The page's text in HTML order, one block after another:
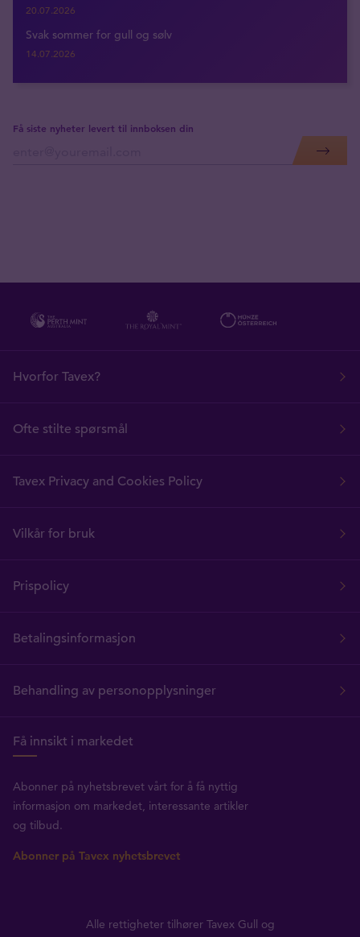
20.07.2026
Svak sommer for gull og sølv
14.07.2026
Få siste nyheter levert til innboksen din
Hvorfor Tavex?
Ofte stilte spørsmål
Tavex Privacy and Cookies Policy
Vilkår for bruk
Prispolicy
Betalingsinformasjon
Behandling av personopplysninger
Få innsikt i markedet
Abonner på nyhetsbrevet vårt for å få nyttig
informasjon om markedet, interessante artikler
og tilbud.
Abonner på Tavex nyhetsbrevet
Alle rettigheter tilhører Tavex Gull og